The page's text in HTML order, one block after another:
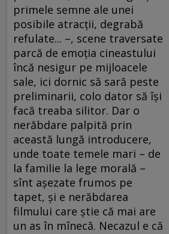
primele semne ale unei
posibile atracții, degrabă
refulate... –, scene traversate
parcă de emoția cineastului
încă nesigur pe mijloacele
sale, ici dornic să sară peste
preliminarii, colo dator să își
facă treaba silitor. Dar o
nerăbdare palpită prin
această lungă introducere,
unde toate temele mari – de
la familie la lege morală –
sînt așezate frumos pe
tapet, și e nerăbdarea
filmului care știe că mai are
un as în mînecă. Necazul e că